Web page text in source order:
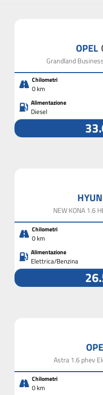
OPEL
Grandland
Chilometri
0 km
Alimentazione
Diesel
NEW KONA 1.6
Chilometri
0 km
Alimentazione
Elettrica/Benzina
Astra 1.6 phev
Chilometri
0 km